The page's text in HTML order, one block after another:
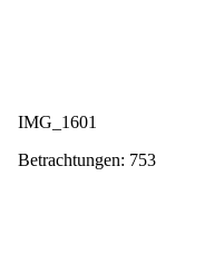
IMG_1601
Betrachtungen: 753